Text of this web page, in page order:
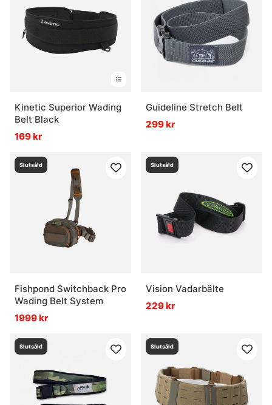
Kinetic Superior Wading
Belt Black
169 kr
Guideline Stretch Belt
299 kr
Slutsåld
Fishpond Switchback Pro
Wading Belt System
1999 kr
Slutsåld
Vision Vadarbälte
229 kr
Slutsåld Slutsåld